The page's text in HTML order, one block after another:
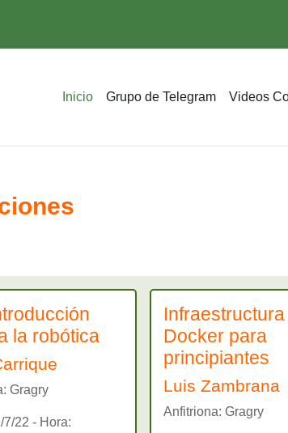
Inicio Grupo de Telegram Videos
la robótica
Gragry
7/22 - Hora:
Docker para
principiantes
Luis Zambrana
Anfitriona: Gragry